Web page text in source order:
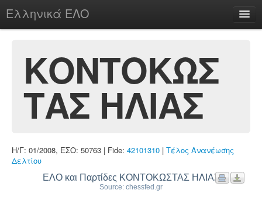
Ελληνικά ΕΛΟ
chesstu.be @ discord
Login
ΚΟΝΤΟΚΩΣ
ΤΑΣ ΗΛΙΑΣ
Η/Γ: 01/2008, ΕΣΟ: 50763 | Fide: 42101310 | Τέλος Ανανέωσης
Δελτίου
ΕΛΟ και Παρτίδες ΚΟΝΤΟΚΩΣΤΑΣ ΗΛΙΑΣ
Source: chessfed.gr